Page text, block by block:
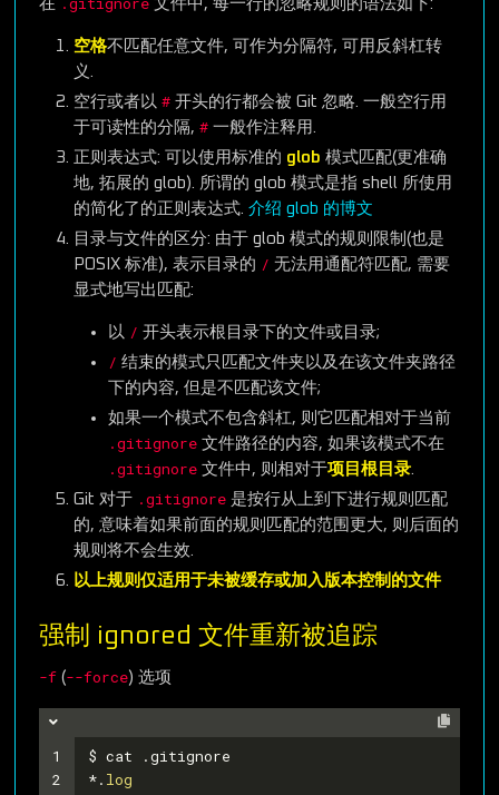
在 文件中, 每一行的忽略规则的语法如下:
空格不匹配任意文件, 可作为分隔符, 可用反斜杠转
义.
空行或者以 #开头的行都会被 Git 忽略. 一般空行用
于可读性的分隔, #一般作注释用.
正则表达式: 可以使用标准的 glob 模式匹配(更准确
地, 拓展的 glob). 所谓的 glob 模式是指 shell 所使用
的简化了的正则表达式. 介绍 glob 的博文
目录与文件的区分: 由于 glob 模式的规则限制(也是
POSIX 标准), 表示目录的 / 无法用通配符匹配, 需要
显式地写出匹配:
以 / 开头表示根目录下的文件或目录;
/ 结束的模式只匹配文件夹以及在该文件夹路径
下的内容, 但是不匹配该文件;
如果一个模式不包含斜杠, 则它匹配相对于当前
.gitignore文件路径的内容, 如果该模式不在
.gitignore文件中, 则相对于项目根目录.
Git 对于 .gitignore是按行从上到下进行规则匹配
的, 意味着如果前面的规则匹配的范围更大, 则后面的
规则将不会生效.
以上规则仅适用于未被缓存或加入版本控制的文件
强制 ignored 文件重新被追踪
-f (--force) 选项
1
2
$ cat .gitignore
*. log